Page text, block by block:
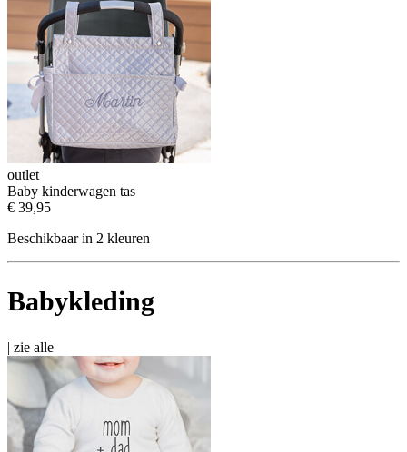
outlet
Baby kinderwagen tas
€ 39,95
Beschikbaar in 2 kleuren
Babykleding
| zie alle